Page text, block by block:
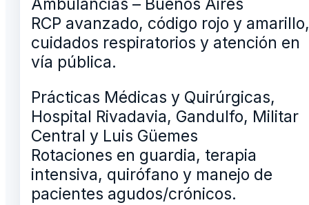
Ambulancias – Buenos Aires
RCP avanzado, código rojo y amarillo,
cuidados respiratorios y atención en
vía pública.
Prácticas Médicas y Quirúrgicas,
Hospital Rivadavia, Gandulfo, Militar
Central y Luis Güemes
Rotaciones en guardia, terapia
intensiva, quirófano y manejo de
pacientes agudos/crónicos.